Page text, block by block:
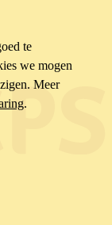
te
we mogen
Meer
.